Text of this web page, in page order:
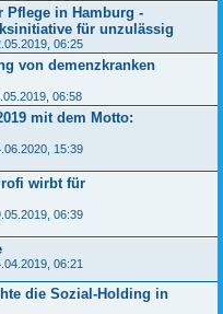
Pflege in Hamburg -
für unzulässig
06:25
von demenzkranken
06:58
mit dem Motto:
15:39
wirbt für
06:39
06:21
die Sozial-Holding in